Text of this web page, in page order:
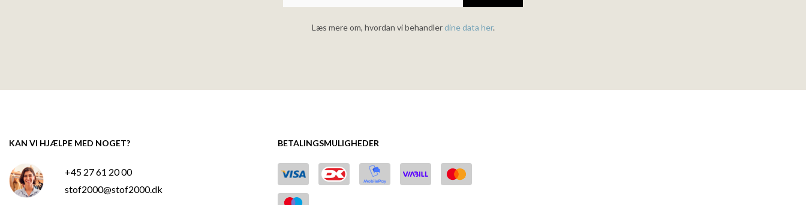
Læs mere om, hvordan vi behandlerdine data her.
KAN VI HJÆLPE MED NOGET?
+45 27 61 20 00
stof2000@stof2000.dk
BETALINGSMULIGHEDER